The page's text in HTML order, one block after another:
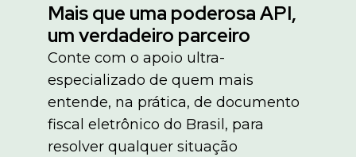
Mais que uma poderosa API,
um verdadeiro parceiro
Conte com o apoio ultra-
especializado de quem mais
entende, na prática, de documento
fiscal eletrônico do Brasil, para
resolver qualquer situação